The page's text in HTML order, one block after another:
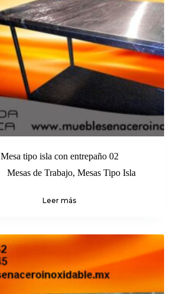
Mesa tipo isla con entrepaño 02
Mesas de Trabajo, Mesas Tipo Isla
Leer más